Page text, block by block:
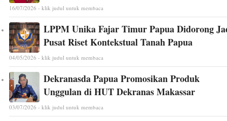
16/07/2026 - klik judul untuk membaca
LPPM Unika Fajar Timur Papua Didorong
Pusat Riset Kontekstual Tanah Papua
04/05/2026 - klik judul untuk membaca
Dekranasda Papua Promosikan Produk
Unggulan di HUT Dekranas Makassar
03/07/2026 - klik judul untuk membaca